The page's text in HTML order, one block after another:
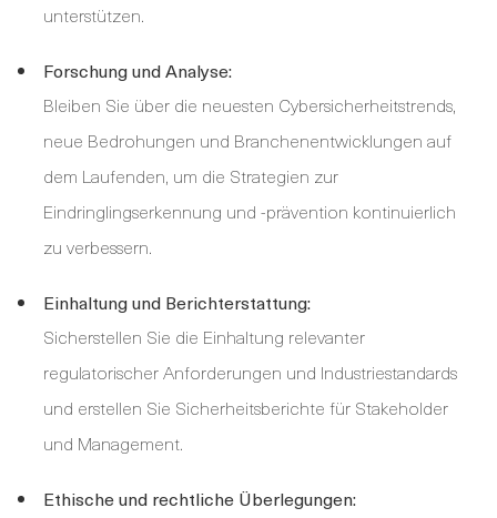
unterstützen.
Forschung und Analyse:
Bleiben Sie über die neuesten Cybersicherheitstrends,
neue Bedrohungen und Branchenentwicklungen auf
dem Laufenden, um die Strategien zur
Eindringlingserkennung und -prävention kontinuierlich
zu verbessern.
Einhaltung und Berichterstattung:
Sicherstellen Sie die Einhaltung relevanter
regulatorischer Anforderungen und Industriestandards
und erstellen Sie Sicherheitsberichte für Stakeholder
und Management.
Ethische und rechtliche Überlegungen: